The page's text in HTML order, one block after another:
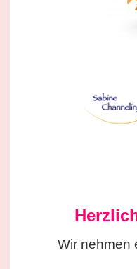
Wir nehmen